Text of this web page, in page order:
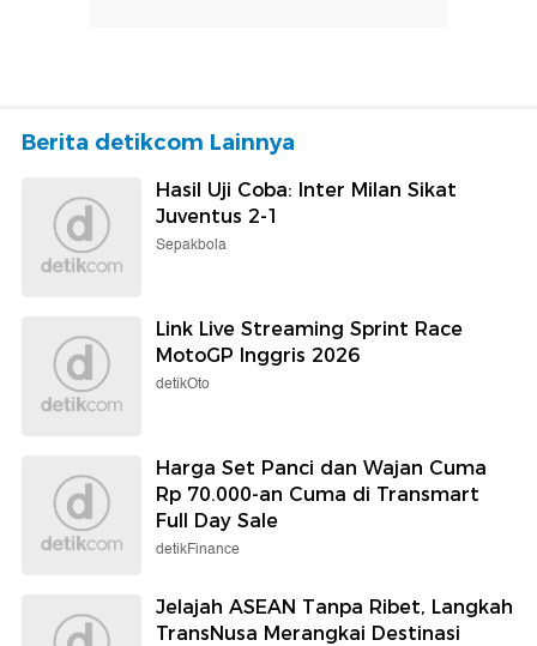
Berita detikcom Lainnya
Hasil Uji Coba: Inter Milan Sikat
Juventus 2-1
Sepakbola
Link Live Streaming Sprint Race
MotoGP Inggris 2026
detikOto
Harga Set Panci dan Wajan Cuma
Rp 70.000-an Cuma di Transmart
Full Day Sale
detikFinance
Jelajah ASEAN Tanpa Ribet, Langkah
TransNusa Merangkai Destinasi